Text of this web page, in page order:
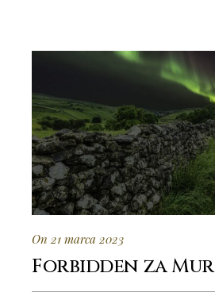
On 21 marca 2023
Forbidden za Mur